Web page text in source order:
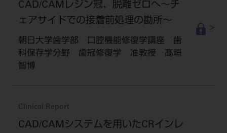
CAD/CAMレジン冠、脱離ゼロへ～チ
ェアサイドでの接着前処理の勘所～
朝日大学歯学部 口腔機能修復学講座 歯
科保存学分野 歯冠修復学 准教授 髙垣
智博
Clinical Report
CAD/CAMシステムを用いたCRインレ